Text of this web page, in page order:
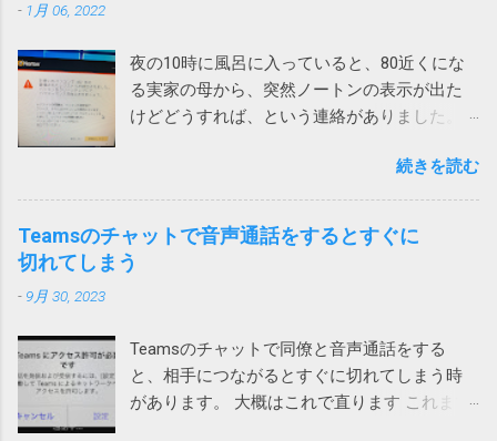
- 1月 06, 2022
夜の10時に風呂に入っていると、80近くにな
る実家の母から、突然ノートンの表示が出た
けどどうすれば、という連絡がありました。
お使いのパソコンで462件の破損されたレジス
トリが検出されました。パソコンをクリーン
アップしてパフォーマンスを向上させましょ
う。 レジストリの問題は、パソコンの速度低
下、フリーズ、さらにはクラッシュの原因と
題の解決とパソコンのパフォーマンス向上に
役立ててください。 ノートンがこんな、レジ
ストリが壊れているからと不安をあおって、
続きを読む
Teamsのチャットで音声通話をするとすぐに
切れてしまう
- 9月 30, 2023
Teamsのチャットで同僚と音声通話をする
と、相手につながるとすぐに切れてしまう時
があります。 大概はこれで直ります これまで